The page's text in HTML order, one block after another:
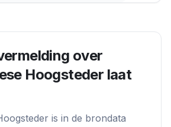
over
Hoogsteder laat
is in de brondata